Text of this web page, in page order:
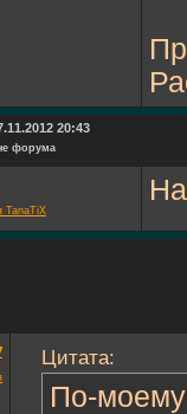
20:43
Цитата:
По-моему